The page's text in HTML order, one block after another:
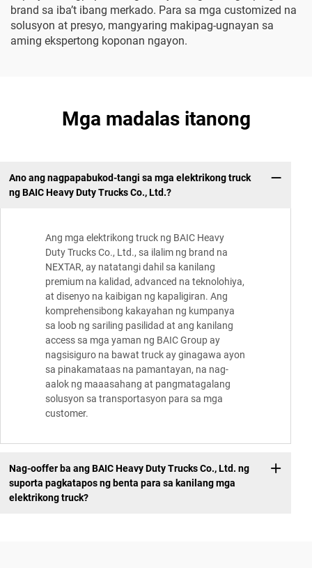
brand sa iba’t ibang merkado. Para sa mga customized na
solusyon at presyo, mangyaring makipag-ugnayan sa
aming ekspertong koponan ngayon.
Mga madalas itanong
Ano ang nagpapabukod-tangi sa mga elektrikong truck
ng BAIC Heavy Duty Trucks Co., Ltd.?
Ang mga elektrikong truck ng BAIC Heavy
Duty Trucks Co., Ltd., sa ilalim ng brand na
NEXTAR, ay natatangi dahil sa kanilang
premium na kalidad, advanced na teknolohiya,
at disenyo na kaibigan ng kapaligiran. Ang
komprehensibong kakayahan ng kumpanya
sa loob ng sariling pasilidad at ang kanilang
access sa mga yaman ng BAIC Group ay
nagsisiguro na bawat truck ay ginagawa ayon
sa pinakamataas na pamantayan, na nag-
aalok ng maaasahang at pangmatagalang
solusyon sa transportasyon para sa mga
customer.
Nag-ooffer ba ang BAIC Heavy Duty Trucks Co., Ltd. ng
suporta pagkatapos ng benta para sa kanilang mga
elektrikong truck?